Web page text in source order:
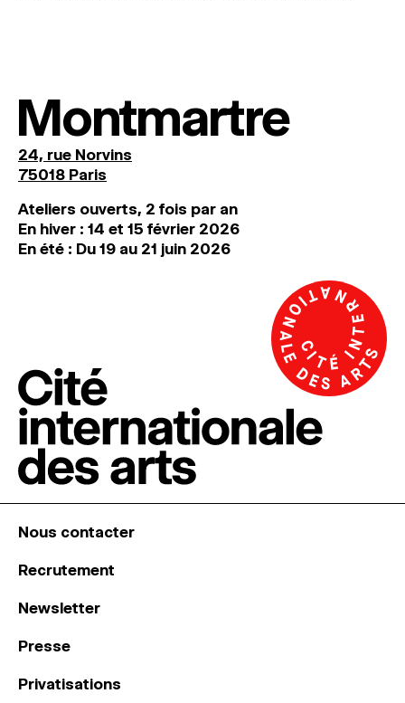
Montmartre
24, rue Norvins
75018 Paris
Ateliers ouverts, 2 fois par an
En hiver : 14 et 15 février 2026
En été : Du 19 au 21 juin 2026
Nous contacter
Recrutement
Newsletter
Presse
Privatisations